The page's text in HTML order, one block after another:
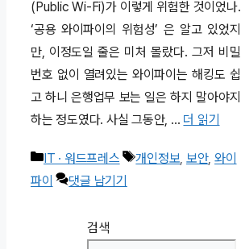
(Public Wi-Fi)가 이렇게 위험한 것이었나.
‘공용 와이파이의 위험성’ 은 알고 있었지
만, 이정도일 줄은 미처 몰랐다. 그저 비밀
번호 없이 열려있는 와이파이는 해킹도 쉽
고 하니 은행업무 보는 일은 하지 말아야지
하는 정도였다. 사실 그동안, … 더 읽기
카
테
IT · 워드프레스
태
개인정보 보안,와이
파이
댓글 남기기
검색